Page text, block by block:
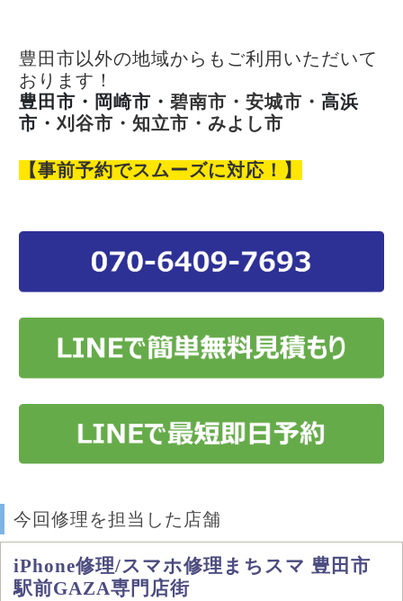
豊田市以外の地域からもご利用いただいて
おります！
豊田市・岡崎市・ 碧南市・安城市・ 高浜
市・ 刈谷市・知立市・みよし市
【事前予約でスムーズに対応！】
今回修理を担当した店舗
iPhone修理/スマホ修理まちスマ 豊田市
駅前GAZA専門店街